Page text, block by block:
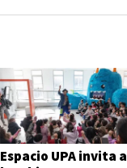
Espacio UPA invita a